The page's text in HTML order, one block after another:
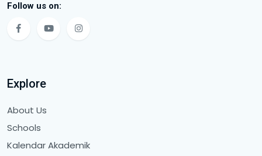
Follow us on:
Explore
About Us
Schools
Kalendar Akademik